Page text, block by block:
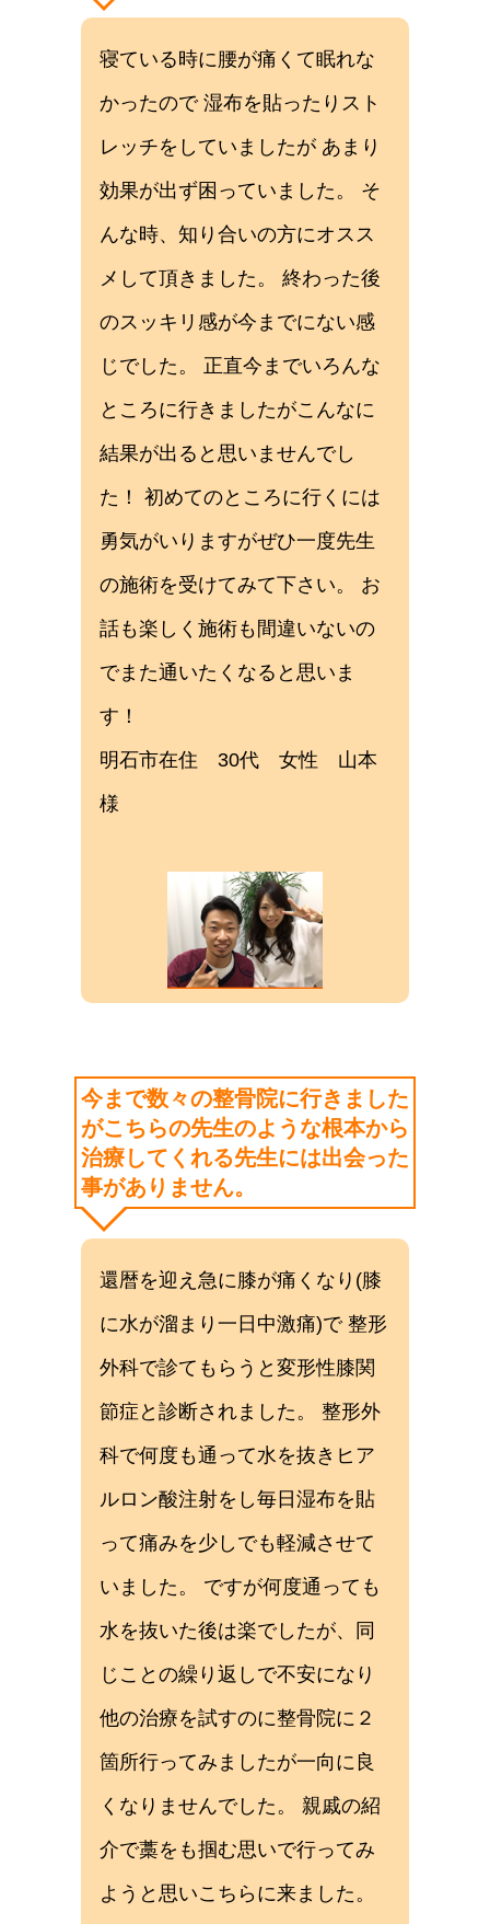
寝ている時に腰が痛くて眠れな
かったので 湿布を貼ったりスト
レッチをしていましたが あまり
効果が出ず困っていました。 そ
んな時、知り合いの方にオスス
メして頂きました。 終わった後
のスッキリ感が今までにない感
じでした。 正直今までいろんな
ところに行きましたがこんなに
結果が出ると思いませんでし
た！ 初めてのところに行くには
勇気がいりますがぜひ一度先生
の施術を受けてみて下さい。 お
話も楽しく施術も間違いないの
でまた通いたくなると思いま
す！
明石市在住 30代 女性 山本
様
今まで数々の整骨院に行きました
がこちらの先生のような根本から
治療してくれる先生には出会った
事がありません。
還暦を迎え急に膝が痛くなり(膝
に水が溜まり一日中激痛)で 整形
外科で診てもらうと変形性膝関
節症と診断されました。 整形外
科で何度も通って水を抜きヒア
ルロン酸注射をし毎日湿布を貼
って痛みを少しでも軽減させて
いました。 ですが何度通っても
水を抜いた後は楽でしたが、同
じことの繰り返しで不安になり
他の治療を試すのに整骨院に２
箇所行ってみましたが一向に良
くなりませんでした。 親戚の紹
介で藁をも掴む思いで行ってみ
ようと思いこちらに来ました。